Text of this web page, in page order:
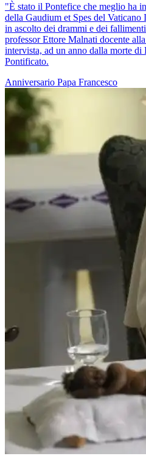
"È stato il Pontefice che meglio ha
della Gaudium et Spes del Vaticano
in ascolto dei drammi e dei
professor Ettore Malnati docente
intervista, ad un anno dalla morte
Pontificato.
Anniversario Papa Francesco